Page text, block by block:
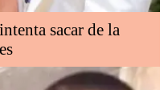
sacar de la